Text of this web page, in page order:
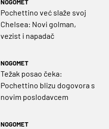
NOGOMET
Pochettino već slaže svoj
Chelsea: Novi golman,
vezist i napadač
NOGOMET
Težak posao čeka:
Pochettino blizu dogovora s
novim poslodavcem
NOGOMET